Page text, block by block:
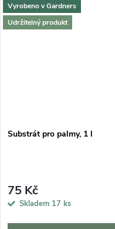
Vyrobeno v Gardners
Udržitelný produkt
Substrát pro palmy, 1 l
75 Kč
Skladem 17 ks